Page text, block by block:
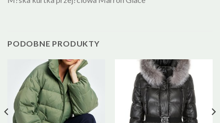
PODOBNE PRODUKTY